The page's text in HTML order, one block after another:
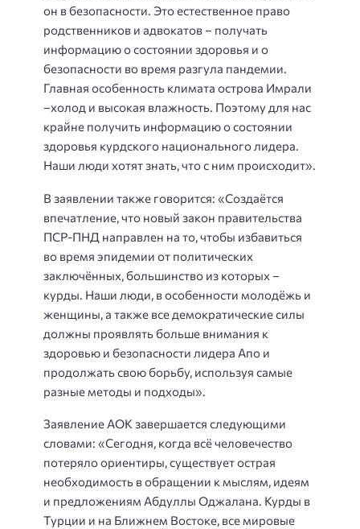
он в безопасности. Это естественное право
родственников и адвокатов – получать
информацию о состоянии здоровья и о
безопасности во время разгула пандемии.
Главная особенность климата острова Имрали
–холод и высокая влажность. Поэтому для нас
крайне получить информацию о состоянии
здоровья курдского национального лидера.
Наши люди хотят знать, что с ним происходит».
В заявлении также говорится: «Создаётся
впечатление, что новый закон правительства
ПСР-ПНД направлен на то, чтобы избавиться
во время эпидемии от политических
заключённых, большинство из которых –
курды. Наши люди, в особенности молодёжь и
женщины, а также все демократические силы
должны проявлять больше внимания к
здоровью и безопасности лидера Апо и
продолжать свою борьбу, используя самые
разные методы и подходы».
Заявление АОК завершается следующими
словами: «Сегодня, когда всё человечество
потеряло ориентиры, существует острая
необходимость в обращении к мыслям, идеям
и предложениям Абдуллы Оджалана. Курды в
Турции и на Ближнем Востоке, все мировые